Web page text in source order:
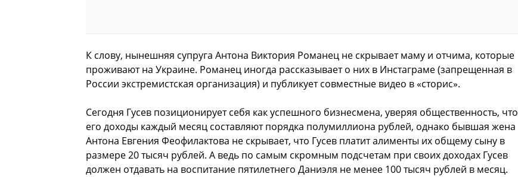
К слову, нынешняя супруга Антона Виктория Романец не скрывает маму и отчима, которые
проживают на Украине. Романец иногда рассказывает о них в Инстаграме (запрещенная в
России экстремистская организация) и публикует совместные видео в «сторис».
Сегодня Гусев позиционирует себя как успешного бизнесмена, уверяя общественность, что
его доходы каждый месяц составляют порядка полумиллиона рублей, однако бывшая жена
Антона Евгения Феофилактова не скрывает, что Гусев платит алименты их общему сыну в
размере 20 тысяч рублей. А ведь по самым скромным подсчетам при своих доходах Гусев
должен отдавать на воспитание пятилетнего Даниэля не менее 100 тысяч рублей в месяц.